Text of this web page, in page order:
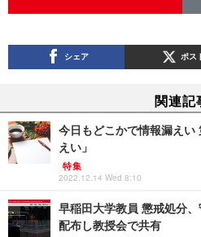
シェア ポス
関連記
今日もどこかで情報漏え
えい」
特集
2022.12.14 Wed 8:10
早稲田大学教員 懲戒処分
配布し教授会で共有